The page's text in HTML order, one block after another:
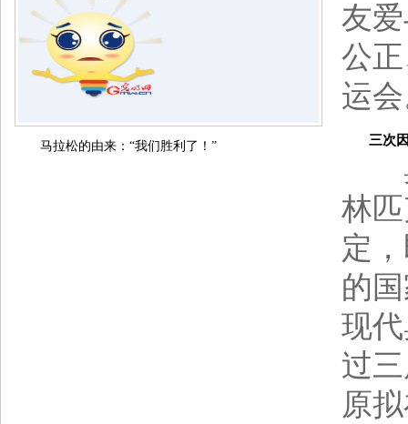
马拉松的由来：“我们胜利了！”
友
公
运
三次因
奥
林
定
的
现
过
原